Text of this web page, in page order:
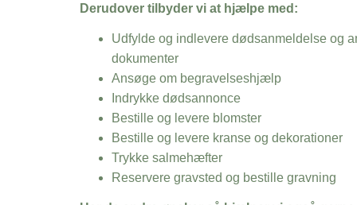
Derudover tilbyder vi at hjælpe med:
Udfylde og indlevere dødsanmeldelse og
dokumenter
Ansøge om begravelseshjælp
Indrykke dødsannonce
Bestille og levere blomster
Bestille og levere kranse og dekorationer
Trykke salmehæfter
Reservere gravsted og bestille gravning